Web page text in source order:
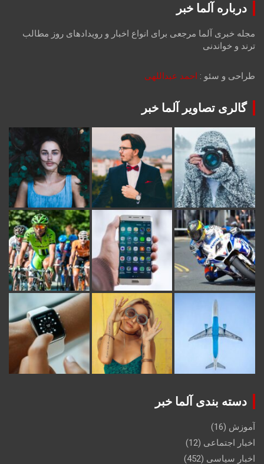
درباره آلما خبر
مجله خبری آلما مرجعی برای انواع اخبار و رویدادهای روز مطالب
ترند و خواندنی
طراحی و سئو : احمد عبداللهی
گالری تصاویر آلما خبر
دسته بندی آلما خبر
آموزش (16)
اخبار اجتماعی (12)
اخبار سیاسی (452)